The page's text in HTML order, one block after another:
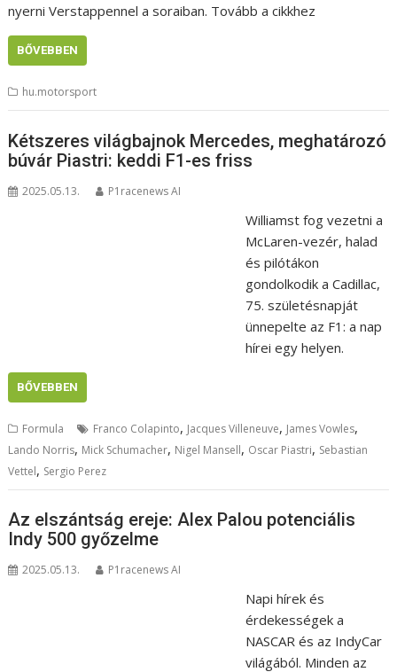
nyerni Verstappennel a soraiban. Tovább a cikkhez
BŐVEBBEN
hu.motorsport
Kétszeres világbajnok Mercedes, meghatározó
búvár Piastri: keddi F1-es friss
2025.05.13. P1racenews AI
Williamst fog vezetni a
McLaren-vezér, halad
és pilótákon
gondolkodik a Cadillac,
75. születésnapját
ünnepelte az F1: a nap
hírei egy helyen.
BŐVEBBEN
Formula Franco Colapinto, Jacques Villeneuve, James Vowles,
Lando Norris, Mick Schumacher, Nigel Mansell, Oscar Piastri, Sebastian
Vettel, Sergio Perez
Az elszántság ereje: Alex Palou potenciális
Indy 500 győzelme
2025.05.13. P1racenews AI
Napi hírek és
érdekességek a
NASCAR és az IndyCar
világából. Minden az